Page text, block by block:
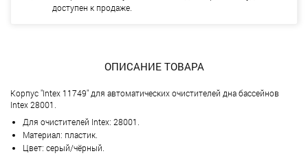
доступен к продаже.
ОПИСАНИЕ ТОВАРА
Корпус "Intex 11749" для автоматических очистителей дна бассейнов
Intex 28001.
Для очистителей Intex: 28001.
Материал: пластик.
Цвет: серый/чёрный.